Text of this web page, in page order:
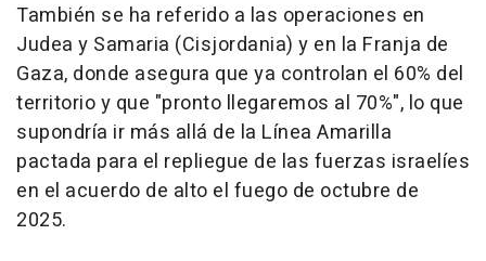
También se ha referido a las operaciones en
Judea y Samaria (Cisjordania) y en la Franja de
Gaza, donde asegura que ya controlan el 60% del
territorio y que "pronto llegaremos al 70%", lo que
supondría ir más allá de la Línea Amarilla
pactada para el repliegue de las fuerzas israelíes
en el acuerdo de alto el fuego de octubre de
2025.